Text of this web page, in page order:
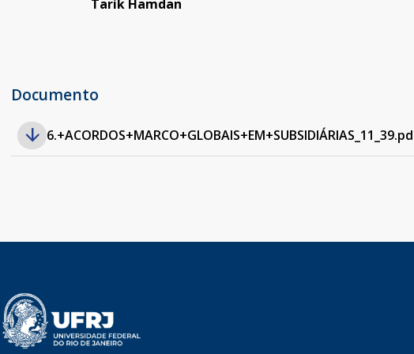
Tarik Hamdan
Documento